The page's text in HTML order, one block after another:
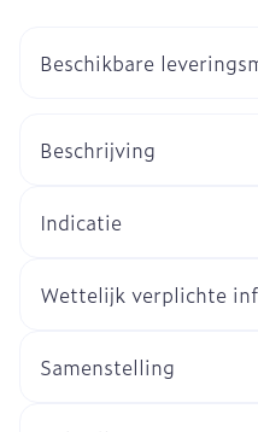
Beschikbare
Beschrijving
Indicatie
Wettelijk verplichte
Samenstelling